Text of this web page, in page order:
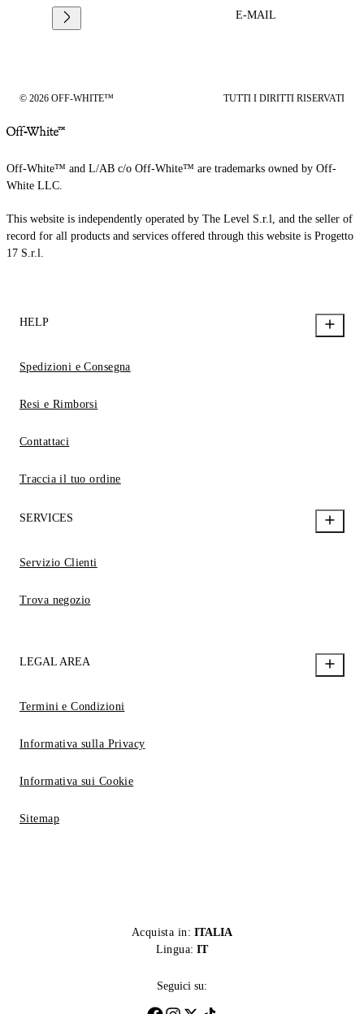
E-MAIL
© 2026 OFF-WHITE™ TUTTI I DIRITTI RISERVATI
Off-White™ and L/AB c/o Off-White™ are trademarks owned by Off-
White LLC.
This website is independently operated by The Level S.r.l, and the seller of
record for all products and services offered through this website is Progetto
17 S.r.l.
HELP
Spedizioni e Consegna
Resi e Rimborsi
Contattaci
Traccia il tuo ordine
SERVICES
Servizio Clienti
Trova negozio
LEGAL AREA
Termini e Condizioni
Informativa sulla Privacy
Informativa sui Cookie
Sitemap
Acquista in: ITALIA
Lingua: IT
Seguici su: